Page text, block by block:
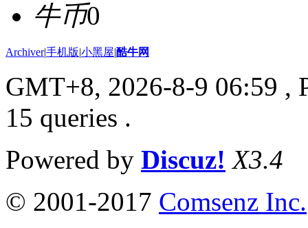
牛币0
Archiver|手机版|小黑屋|酷牛网
GMT+8, 2026-8-9 06:59 ,
15 queries .
Powered by Discuz! X3.4
© 2001-2017 Comsenz Inc.